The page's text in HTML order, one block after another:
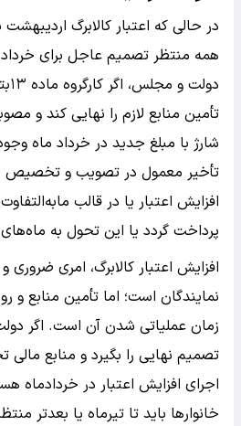
در حالی که اعتبار کالابرگ
همه منتظر تصمیم عاجل برای
تأمین منابع لازم را نهایی کند و
شارژ با مبلغ جدید در خرداد ماه
تأخیر معمول در تصویب و تخصیص
افزایش اعتبار یا در قالب
پرداخت گردد یا این تحول به
افزایش اعتبار کالابرگ، امری
نمایندگان است؛ اما تأمین منابع و
زمان عملیاتی شدن آن است. اگر
تصمیم نهایی را بگیرد و منابع
اجرای افزایش اعتبار در خردادماه
خانوارها باید تا تیرماه یا بعدتر